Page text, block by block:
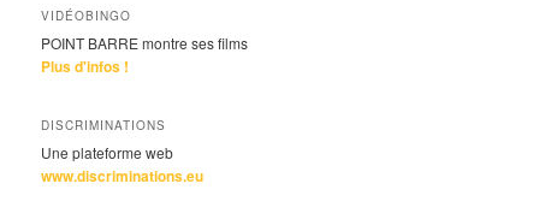
VIDÉOBINGO
POINT BARRE montre ses films
Plus d'infos !
DISCRIMINATIONS
Une plateforme web
www.discriminations.eu